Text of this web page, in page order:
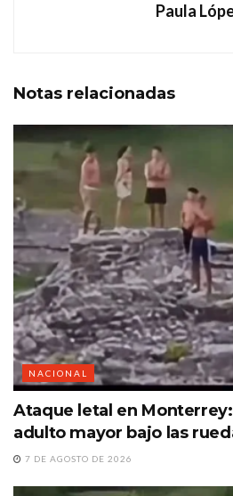
Paula
Notas relacionadas
NACIONAL
Ataque letal en
adulto mayor bajo las
7 DE AGOSTO DE 2026